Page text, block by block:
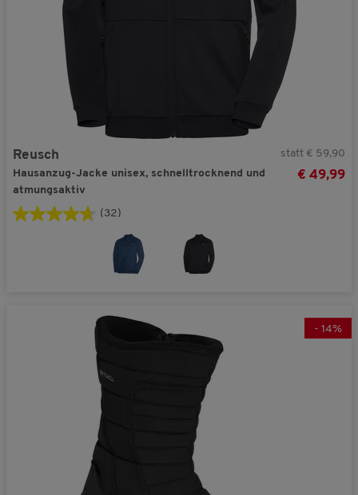
Reusch
Hausanzug-Jacke unisex, schnelltrocknend und
atmungsaktiv
statt € 59,90
€ 49,99
(32)
- 14%